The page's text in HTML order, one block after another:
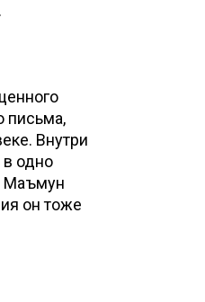
письма,
Внутри
в одно
Маъмун
он тоже